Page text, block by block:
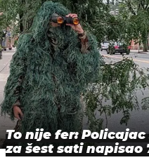
To nije fer:
za šest sati napisao